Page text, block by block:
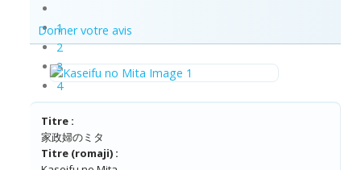
1
2
3
4
5
Donner votre avis
Titre :
家政婦のミタ
Titre (romaji) :